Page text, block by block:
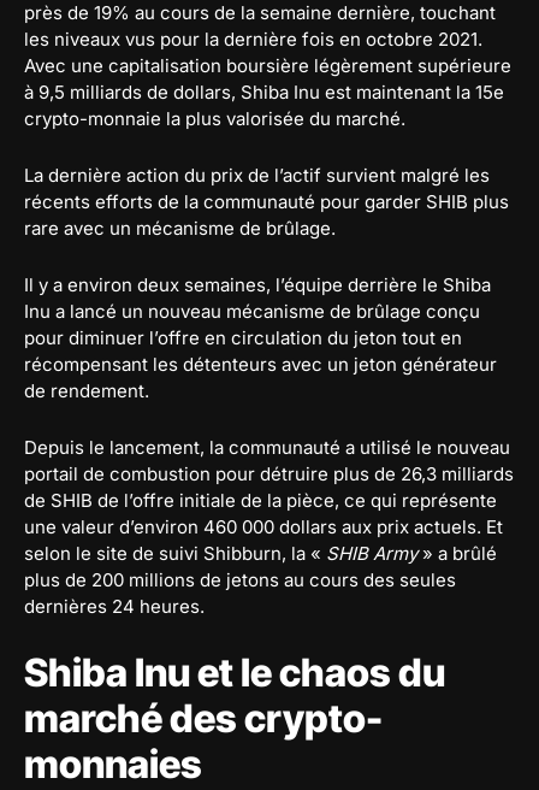
près de 19% au cours de la semaine dernière, touchant
les niveaux vus pour la dernière fois en octobre 2021.
Avec une capitalisation boursière légèrement supérieure
à 9,5 milliards de dollars, Shiba Inu est maintenant la 15e
crypto-monnaie la plus valorisée du marché.
La dernière action du prix de l’actif survient malgré les
récents efforts de la communauté pour garder SHIB plus
rare avec un mécanisme de brûlage.
Il y a environ deux semaines, l’équipe derrière le Shiba
Inu a lancé un nouveau mécanisme de brûlage conçu
pour diminuer l’offre en circulation du jeton tout en
récompensant les détenteurs avec un jeton générateur
de rendement.
Depuis le lancement, la communauté a utilisé le nouveau
portail de combustion pour détruire plus de 26,3 milliards
de SHIB de l’offre initiale de la pièce, ce qui représente
une valeur d’environ 460 000 dollars aux prix actuels. Et
selon le site de suivi Shibburn, la « SHIB Army» a brûlé
plus de 200 millions de jetons au cours des seules
dernières 24 heures.
Shiba Inu et le chaos du
marché des crypto-
monnaies